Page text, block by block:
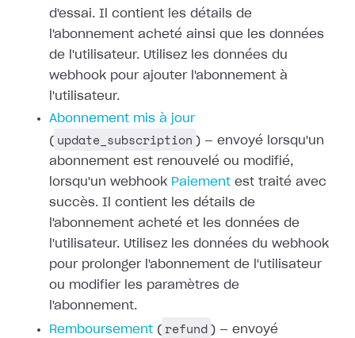
d'essai. Il contient les détails de
l'abonnement acheté ainsi que les données
de l'utilisateur. Utilisez les données du
webhook pour ajouter l'abonnement à
l'utilisateur.
Abonnement mis à jour
( update_subscription ) — envoyé lorsqu'un
abonnement est renouvelé ou modifié,
lorsqu'un webhook Paiement est traité avec
succès. Il contient les détails de
l'abonnement acheté et les données de
l'utilisateur. Utilisez les données du webhook
pour prolonger l'abonnement de l'utilisateur
ou modifier les paramètres de
l'abonnement.
Remboursement ( refund ) — envoyé